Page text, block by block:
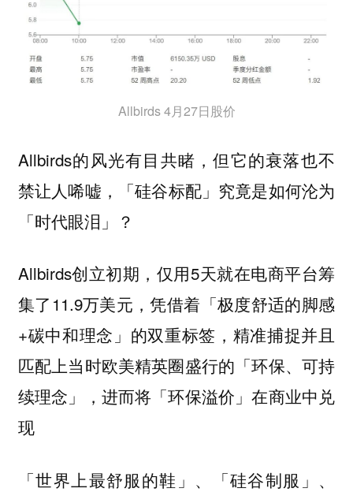
Allbirds 4月27日股价
Allbirds的风光有目共睹，但它的衰落也不
禁让人唏嘘，
「硅谷标配」究竟是如何沦为
「时代眼泪」 ？
Allbirds创立初期，仅用5天就在电商平台筹
集了11.9万美元，凭借着「极度舒适的脚感
+碳中和理念」的双重标签，精准捕捉并且
匹配上当时欧美精英圈盛行的「环保、可持
续理念」，进而将「环保溢价」在商业中兑
现
「世界上最舒服的鞋」、「硅谷制服」、